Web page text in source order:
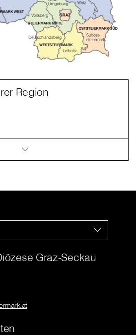
Region
Graz-Seckau